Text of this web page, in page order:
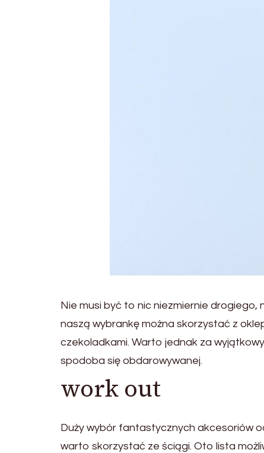
Nie musi być to nic niezmiernie
naszą wybrankę można skorzystać z
czekoladkami. Warto jednak za
spodoba się obdarowywanej.
work out
Duży wybór fantastycznych akcesoriów
warto skorzystać ze ściągi. Oto lista